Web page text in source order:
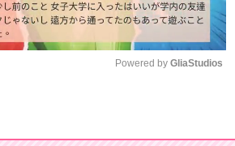
Powered by GliaStudios